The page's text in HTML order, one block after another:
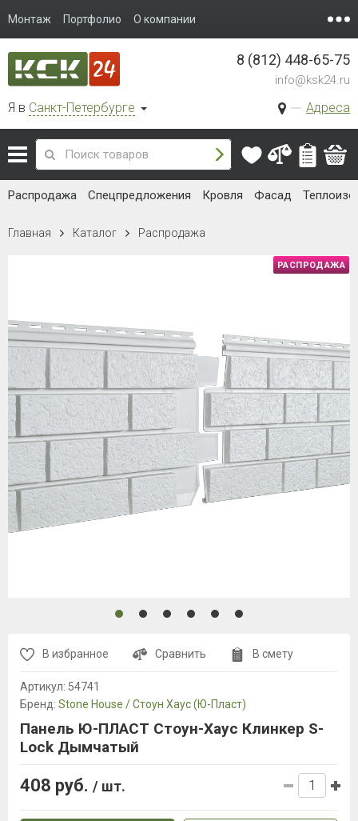
Монтаж Портфолио О компании
Я в Санкт-Петербурге Адреса
8 (812) 448-65-75
info@ksk24.ru
Распродажа Спецпредложения Кровля Фасад
Главная Каталог Распродажа
РАСПРОДАЖА
В избранное Сравнить В смету
Артикул: 54741
Бренд: Stone House / Стоун Хаус (Ю-Пласт)
Панель Ю-ПЛАСТ Стоун-Хаус Клинкер S-
Lock Дымчатый
408 руб. / шт.